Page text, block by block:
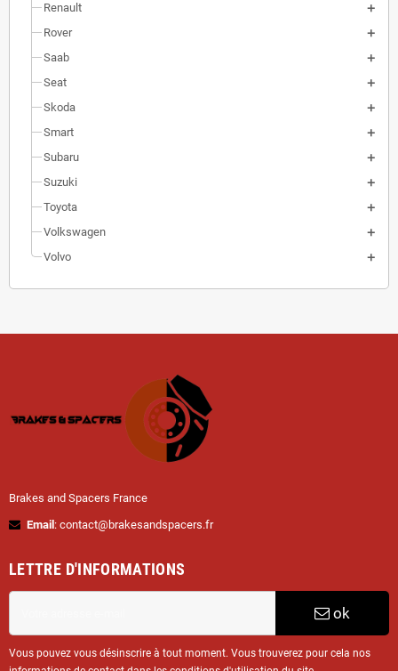
Renault
Rover
Saab
Seat
Skoda
Smart
Subaru
Suzuki
Toyota
Volkswagen
Volvo
Brakes and Spacers France
Email : contact@brakesandspacers.fr
LETTRE D'INFORMATIONS
ok
Vous pouvez vous désinscrire à tout moment. Vous trouverez pour cela nos